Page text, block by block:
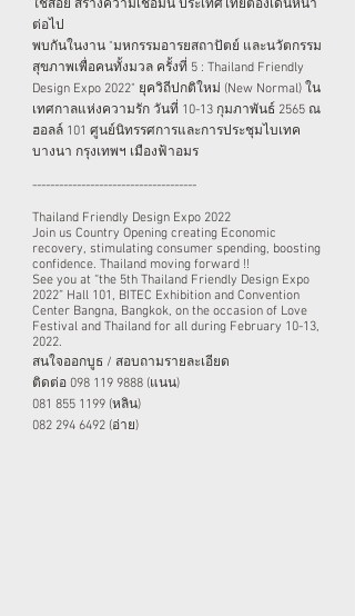
ใช้สอย สร้างความเชื่อมั่น ประเทศไทยต้องเดินหน้า
ต่อไป
พบกันในงาน "มหกรรมอารยสถาปัตย์ และนวัตกรรม
สุขภาพเพื่อคนทั้งมวล ครั้งที่ 5 : Thailand Friendly
Design Expo 2022" ยุควิถีปกติใหม่ (New Normal) ใน
เทศกาลแห่งความรัก วันที่ 10-13 กุมภาพันธ์ 2565 ณ
ฮอลล์ 101 ศูนย์นิทรรศการและการประชุมไบเทค
บางนา กรุงเทพฯ เมืองฟ้าอมร
-------------------------------------
Thailand Friendly Design Expo 2022
Join us Country Opening creating Economic
recovery, stimulating consumer spending, boosting
confidence. Thailand moving forward !!
See you at “the 5th Thailand Friendly Design Expo
2022” Hall 101, BITEC Exhibition and Convention
Center Bangna, Bangkok, on the occasion of Love
Festival and Thailand for all during February 10-13,
2022.
สนใจออกบูธ / สอบถามรายละเอียด
ติดต่อ 098 119 9888 (แนน)
081 855 1199 (หลิน)
082 294 6492 (อ่าย)